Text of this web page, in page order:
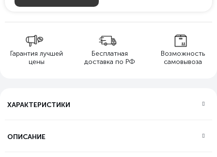
Гарантия лучшей
цены
Бесплатная
доставка по РФ
Возможность
самовывоза
ХАРАКТЕРИСТИКИ
ОПИСАНИЕ